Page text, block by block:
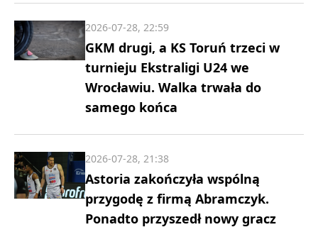
GKM drugi, a KS Toruń trzeci w
turnieju Ekstraligi U24 we
Wrocławiu. Walka trwała do
samego końca
2026-07-28, 22:59
Astoria zakończyła wspólną
przygodę z firmą Abramczyk.
Ponadto przyszedł nowy gracz
2026-07-28, 21:38